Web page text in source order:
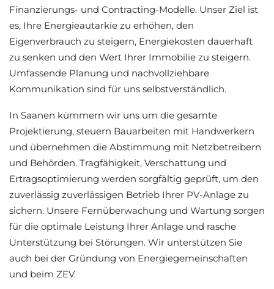
Finanzierungs- und Contracting-Modelle. Unser Ziel ist
es, Ihre Energieautarkie zu erhöhen, den
Eigenverbrauch zu steigern, Energiekosten dauerhaft
zu senken und den Wert Ihrer Immobilie zu steigern.
Umfassende Planung und nachvollziehbare
Kommunikation sind für uns selbstverständlich.
In Saanen kümmern wir uns um die gesamte
Projektierung, steuern Bauarbeiten mit Handwerkern
und übernehmen die Abstimmung mit Netzbetreibern
und Behörden. Tragfähigkeit, Verschattung und
Ertragsoptimierung werden sorgfältig geprüft, um den
zuverlässig zuverlässigen Betrieb Ihrer PV-Anlage zu
sichern. Unsere Fernüberwachung und Wartung sorgen
für die optimale Leistung Ihrer Anlage und rasche
Unterstützung bei Störungen. Wir unterstützen Sie
auch bei der Gründung von Energiegemeinschaften
und beim ZEV.